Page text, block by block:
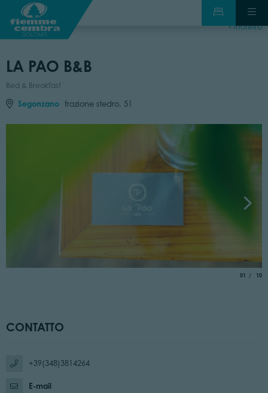
indietro
LA PAO B&B
Bed & Breakfast
Segonzano frazione stedro, 51
01 di
10
CONTATTO
+39(348)3814264
E-mail